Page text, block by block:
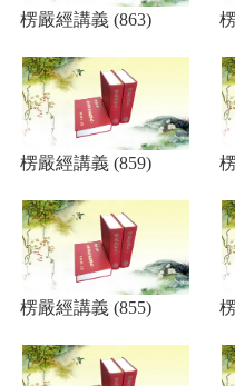
楞嚴經講義 (863)
楞嚴經講義 (859)
楞嚴經講義 (855)